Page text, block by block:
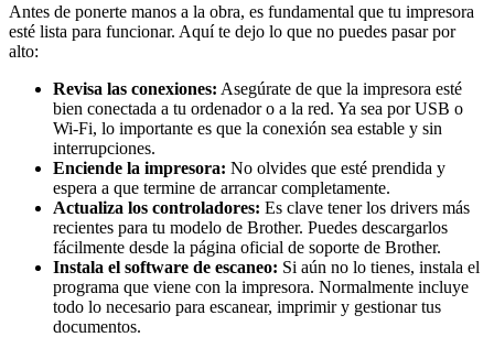
Antes de ponerte manos a la obra, es fundamental que tu impresora
esté lista para funcionar. Aquí te dejo lo que no puedes pasar por
alto:
Revisa las conexiones: Asegúrate de que la impresora esté
bien conectada a tu ordenador o a la red. Ya sea por USB o
Wi-Fi, lo importante es que la conexión sea estable y sin
interrupciones.
Enciende la impresora: No olvides que esté prendida y
espera a que termine de arrancar completamente.
Actualiza los controladores: Es clave tener los drivers más
recientes para tu modelo de Brother. Puedes descargarlos
fácilmente desde la página oficial de soporte de Brother.
Instala el software de escaneo: Si aún no lo tienes, instala el
programa que viene con la impresora. Normalmente incluye
todo lo necesario para escanear, imprimir y gestionar tus
documentos.